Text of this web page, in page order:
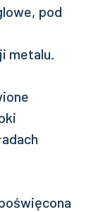
pod
metalu.